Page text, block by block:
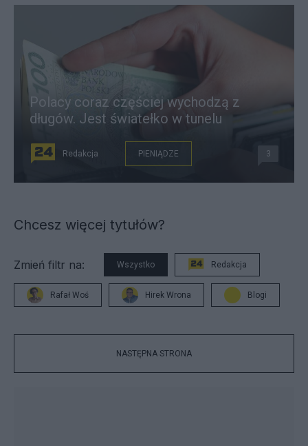
Polacy coraz częściej wychodzą z
długów. Jest światełko w tunelu
Redakcja PIENIĄDZE 3
Chcesz więcej tytułów?
Zmień filtr na: Wszystko Redakcja
Rafał Woś Hirek Wrona Blogi
NASTĘPNA STRONA